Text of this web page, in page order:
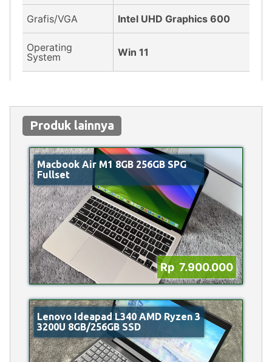
Grafis/VGA Intel UHD Graphics 600
Operating
System
Win 11
Produk lainnya
Macbook Air M1 8GB 256GB SPG
Fullset
Rp 7.900.000
Lenovo Ideapad L340 AMD Ryzen 3
3200U 8GB/256GB SSD